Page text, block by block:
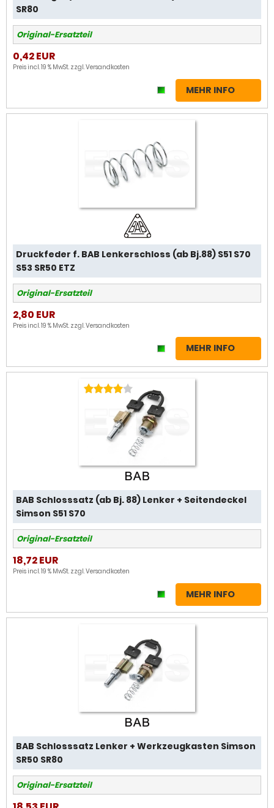
SR80
Original-Ersatzteil
0,42 EUR
Preis incl. 19 % MwSt. zzgl.Versandkosten
MEHR INFO
Druckfeder f. BAB Lenkerschloss (ab Bj.88) S51 S70
S53 SR50 ETZ
Original-Ersatzteil
2,80 EUR
Preis incl. 19 % MwSt. zzgl.Versandkosten
MEHR INFO
BAB Schlosssatz (ab Bj. 88) Lenker + Seitendeckel
Simson S51 S70
Original-Ersatzteil
18,72 EUR
Preis incl. 19 % MwSt. zzgl.Versandkosten
MEHR INFO
BAB Schlosssatz Lenker + Werkzeugkasten Simson
SR50 SR80
Original-Ersatzteil